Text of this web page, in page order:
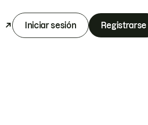
Iniciar sesión Registrarse